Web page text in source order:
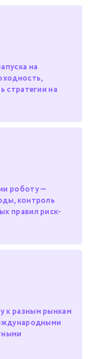
на
стратегии на
роботу —
контроль
правил риск-
к разным рынкам